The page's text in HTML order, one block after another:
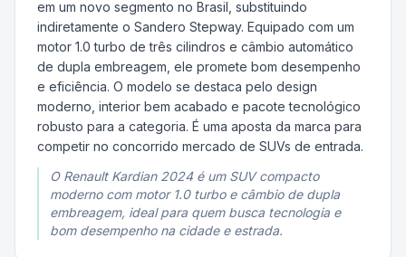
em um novo segmento no Brasil, substituindo
indiretamente o Sandero Stepway. Equipado com um
motor 1.0 turbo de três cilindros e câmbio automático
de dupla embreagem, ele promete bom desempenho
e eficiência. O modelo se destaca pelo design
moderno, interior bem acabado e pacote tecnológico
robusto para a categoria. É uma aposta da marca para
competir no concorrido mercado de SUVs de entrada.
O Renault Kardian 2024 é um SUV compacto
moderno com motor 1.0 turbo e câmbio de dupla
embreagem, ideal para quem busca tecnologia e
bom desempenho na cidade e estrada.